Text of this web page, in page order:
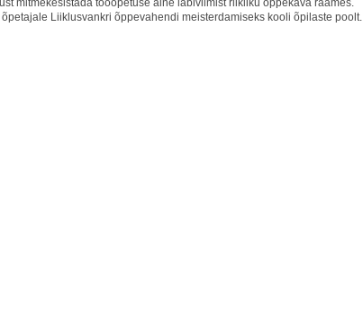
mitmekesistada tööõpetuse aine läbiviimist riikliku õppekava raames.
Liiklusvankri õppevahendi meisterdamiseks kooli õpilaste poolt.